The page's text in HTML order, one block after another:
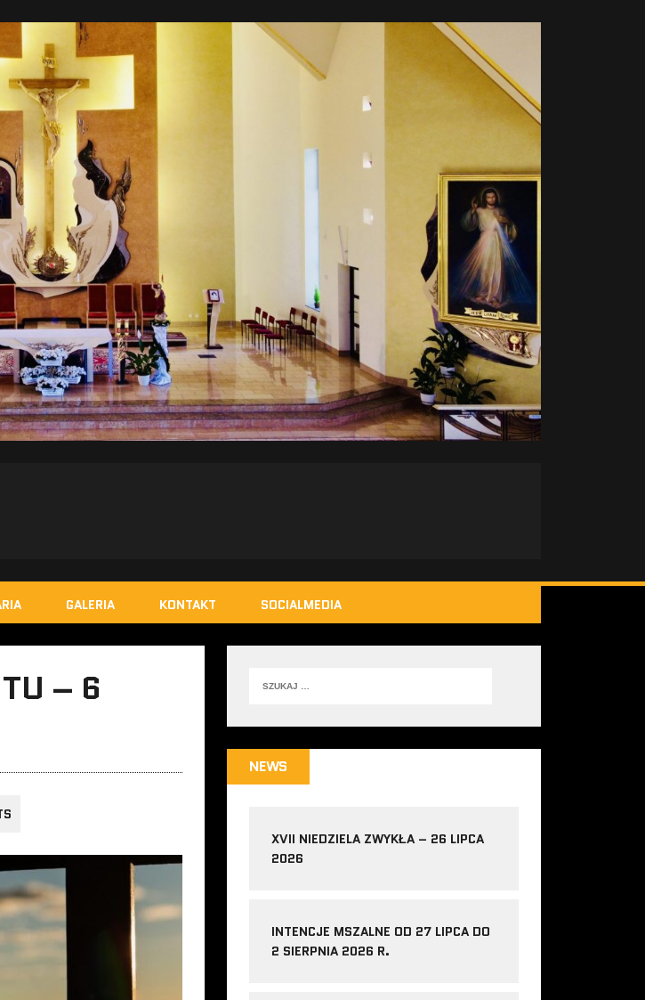
GALERIA KONTAKT SOCIALMEDIA
– 6
NEWS
XVII NIEDZIELA ZWYKŁA – 26 LIPCA
2026
INTENCJE MSZALNE OD 27 LIPCA DO
2 SIERPNIA 2026 R.